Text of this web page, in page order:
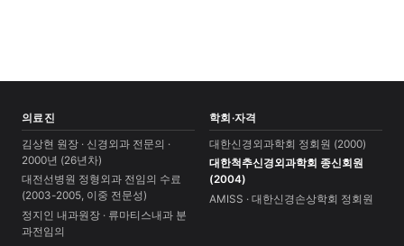
의료진
김상현 원장 · 신경외과 전문의 ·
2000년 (26년차)
대전선병원 정형외과 전임의 수료
(2003-2005, 이중 전문성)
정지인 내과원장 · 류마티스내과 분
과전임의
학회·자격
대한신경외과학회 정회원 (2000)
대한척추신경외과학회 종신회원
(2004)
AMISS · 대한신경손상학회 정회원